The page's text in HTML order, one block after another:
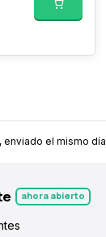
enviado el mismo día
ahora abierto